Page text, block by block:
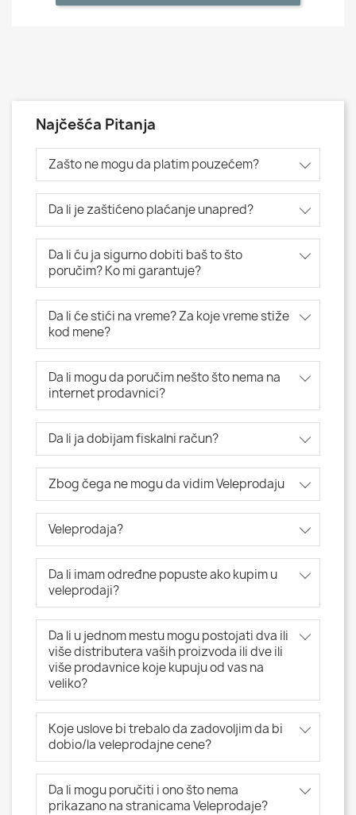
Najčešća Pitanja
Zašto ne mogu da platim pouzećem?
Da li je zaštićeno plaćanje unapred?
Da li ću ja sigurno dobiti baš to što
poručim? Ko mi garantuje?
Da li će stići na vreme? Za koje vreme stiže
kod mene?
Da li mogu da poručim nešto što nema na
internet prodavnici?
Da li ja dobijam fiskalni račun?
Zbog čega ne mogu da vidim Veleprodaju
Veleprodaja?
Da li imam određne popuste ako kupim u
veleprodaji?
Da li u jednom mestu mogu postojati dva ili
više distributera vaših proizvoda ili dve ili
više prodavnice koje kupuju od vas na
veliko?
Koje uslove bi trebalo da zadovoljim da bi
dobio/la veleprodajne cene?
Da li mogu poručiti i ono što nema
prikazano na stranicama Veleprodaje?